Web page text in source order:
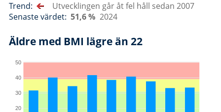
Trend:
Utvecklingen går åt fel håll sedan 2007
Senaste värdet: 51,6 % 2024
20
30
40
50
Äldre med BMI lägre än 22